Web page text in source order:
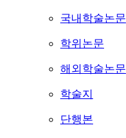
국내학술논문
학위논문
해외학술논문
학술지
단행본